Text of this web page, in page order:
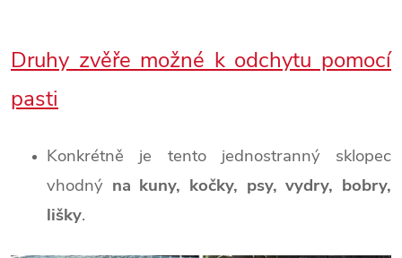
Druhy zvěře možné k odchytu pomocí
pasti
Konkrétně je tento jednostranný sklopec
vhodný na kuny, kočky, psy, vydry, bobry,
lišky.